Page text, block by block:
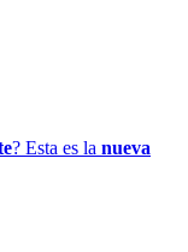
? Esta es la nueva